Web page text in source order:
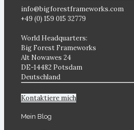
info@bigforestframeworks.com
+49 (0) 159 015 32779
World Headquarters:
Big Forest Frameworks
Alt Nowawes 24
DE-14482 Potsdam
Deutschland
Kontaktiere mich
Mein Blog